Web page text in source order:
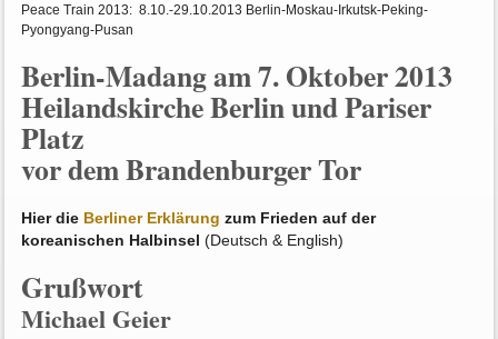
Peace Train 2013: 8.10.-29.10.2013 Berlin-Moskau-Irkutsk-Peking-
Pyongyang-Pusan
Berlin-Madang am 7. Oktober 2013
Heilandskirche Berlin und Pariser
Platz
vor dem Brandenburger Tor
Hier die Berliner Erklärung zum Frieden auf der
koreanischen Halbinsel(Deutsch & English)
Grußwort
Michael Geier